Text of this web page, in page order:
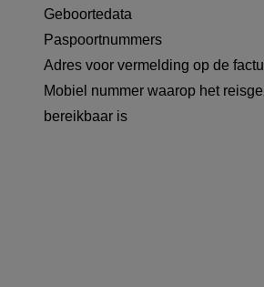
Geboortedata
Paspoortnummers
Adres voor vermelding op de
Mobiel nummer waarop het
bereikbaar is